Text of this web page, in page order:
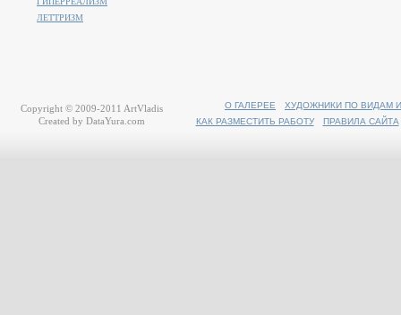
ЛЕТТРИЗМ
О ГАЛЕРЕЕ
ХУДОЖНИКИ ПО ВИДАМ
КАК РАЗМЕСТИТЬ РАБОТУ
ПРАВИЛА САЙТА
Copyright © 2009-2011 ArtVladis
Created by DataYura.com